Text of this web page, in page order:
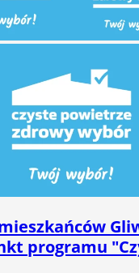
programu